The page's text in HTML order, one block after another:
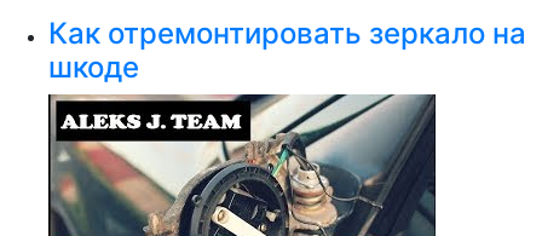
Как отремонтировать зеркало на
шкоде